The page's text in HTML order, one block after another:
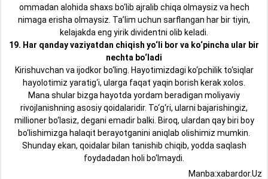
ommadan alohida shaxs bo‘lib ajralib chiqa olmaysiz va hech
nimaga erisha olmaysiz. Ta’lim uchun sarflangan har bir tiyin,
kelajakda eng yirik dividentni olib keladi.
19. Har qanday vaziyatdan chiqish yo‘li bor va ko‘pincha ular bir
nechta bo‘ladi
Kirishuvchan va ijodkor bo‘ling. Hayotimizdagi ko‘pchilik to‘siqlar
hayolotimiz yaratig‘i, ularga faqat yaqin borish kerak xolos.
Mana shular bizga hayotda yordam beradigan moliyaviy
rivojlanishning asosiy qoidalaridir. To‘g‘ri, ularni bajarishingiz,
millioner bo‘lasiz, degani emadir balki. Biroq, ulardan qay biri boy
bo‘lishimizga halaqit berayotganini aniqlab olishimiz mumkin.
Shunday ekan, qoidalar bilan tanishib chiqib, yodda saqlash
foydadadan holi bo‘lmaydi.
Manba:xabardor.Uz